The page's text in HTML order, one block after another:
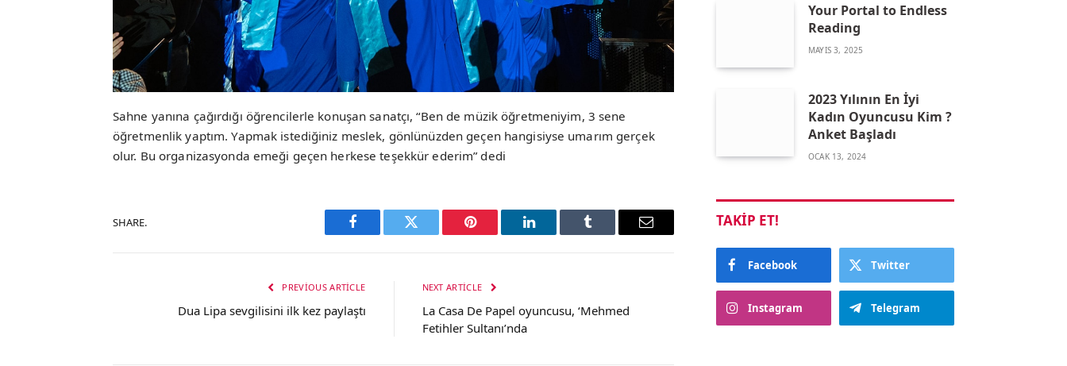
Sahne yanına çağırdığı öğrencilerle konuşan sanatçı, “Ben de müzik öğretmeniyim, 3 sene
öğretmenlik yaptım. Yapmak istediğiniz meslek, gönlünüzden geçen hangisiyse umarım gerçek
olur. Bu organizasyonda emeği geçen herkese teşekkür ederim” dedi
SHARE.
Facebook Twitter Pinterest LinkedIn Tumblr Email
PREVIOUS ARTICLE
Dua Lipa sevgilisini ilk kez paylaştı
NEXT ARTICLE
La Casa De Papel oyuncusu, ‘Mehmed
Fetihler Sultanı’nda
Your Portal to Endless
Reading
MAYIS 3, 2025
2023 Yılının En İyi
Kadın Oyuncusu Kim ?
Anket Başladı
OCAK 13, 2024
TAKIP ET!
Facebook Twitter
Instagram Telegram